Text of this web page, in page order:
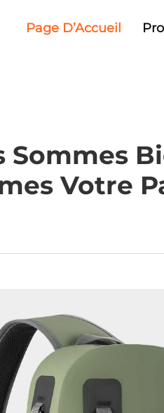
Page D’Accueil
Sommes
Votre